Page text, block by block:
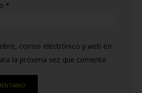
*
correo electrónico y web en
la próxima vez que comente.